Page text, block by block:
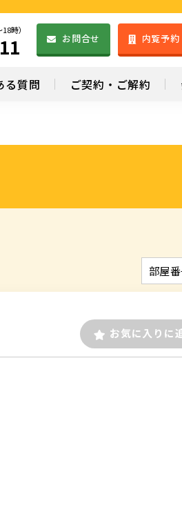
時）
お問合せ 内覧予約
る質問 ご契約・ご解約
お気に入りに